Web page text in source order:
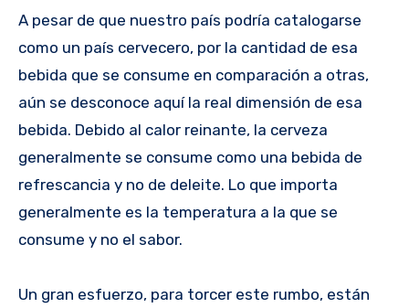
A pesar de que nuestro país podría catalogarse
como un país cervecero, por la cantidad de esa
bebida que se consume en comparación a otras,
aún se desconoce aquí la real dimensión de esa
bebida. Debido al calor reinante, la cerveza
generalmente se consume como una bebida de
refrescancia y no de deleite. Lo que importa
generalmente es la temperatura a la que se
consume y no el sabor.
Un gran esfuerzo, para torcer este rumbo, están